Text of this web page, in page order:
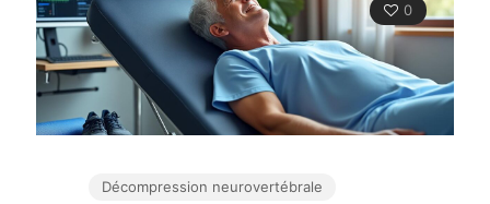
0
Décompression neurovertébrale